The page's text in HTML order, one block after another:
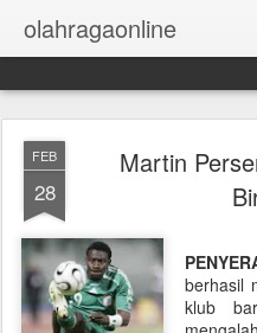
olahragaonline
FEB
28
Martin
berhasil
klub